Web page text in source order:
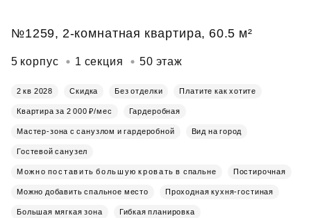
№1259, 2-комнатная квартира, 60.5 м²
5 корпус 1 секция 50 этаж
2 кв 2028 Скидка Без отделки Платите как хотите
Квартира за 2 000 ₽/мес Гардеробная
Мастер-зона с санузлом и гардеробной Вид на город
Гостевой санузел
Можно поставить большую кровать в спальне Постирочная
Можно добавить спальное место Проходная кухня-гостиная
Большая мягкая зона Гибкая планировка